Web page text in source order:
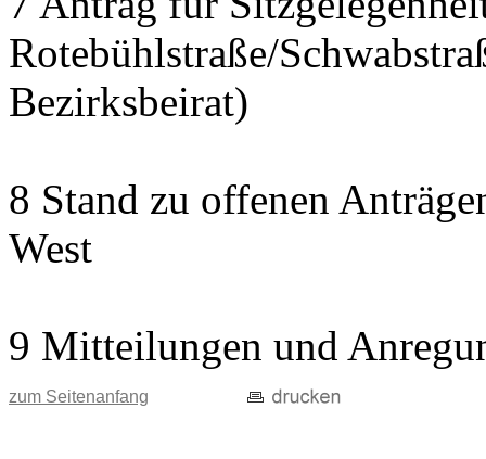
Rotebühlstraße/
Bezirksbeirat)
8 Stand zu offenen
West
9 Mitteilungen und
zum Seitenanfang